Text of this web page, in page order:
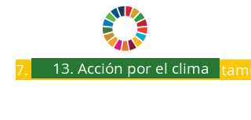
7. Energía asequible y no
13. Acción por el clima